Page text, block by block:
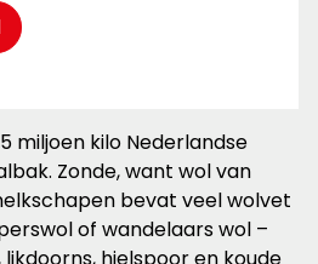
miljoen kilo Nederlandse
Zonde, want wol van
bevat veel wolvet
of wandelaars wol –
hielspoor en koude